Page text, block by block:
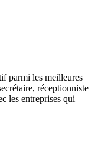
parmi les meilleures
réceptionniste
les entreprises qui